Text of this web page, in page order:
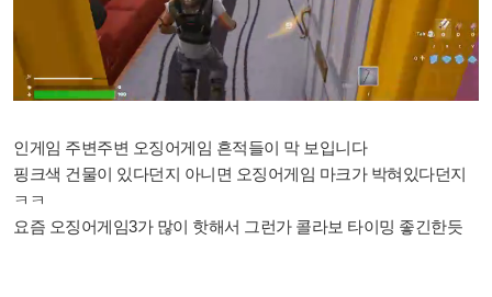
인게임 주변주변 오징어게임 흔적들이 막 보입니다
핑크색 건물이 있다던지 아니면 오징어게임 마크가 박혀있다던지
ㅋㅋ
요즘 오징어게임3가 많이 핫해서 그런가 콜라보 타이밍 좋긴한듯